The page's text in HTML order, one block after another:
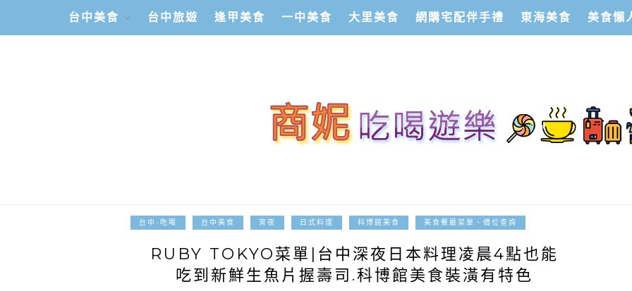
台中美食 台中旅遊 逢甲美食 一中美食 大里美食 網購宅配伴手禮 東海美食 美食懶
台中-吃喝 台中美食 宵夜 日式料理 科博館美食 美食餐廳菜單、價位查詢
RUBY TOKYO菜單|台中深夜日本料理凌晨4點也能
吃到新鮮生魚片握壽司.科博館美食裝潢有特色